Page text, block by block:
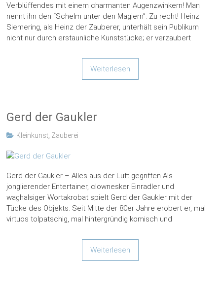
Verblüffendes mit einem charmanten Augenzwinkern! Man
nennt ihn den “Schelm unter den Magiern”. Zu recht! Heinz
Siemering, als Heinz der Zauberer, unterhält sein Publikum
nicht nur durch erstaunliche Kunststücke; er verzaubert
Weiterlesen
Gerd der Gaukler
Kleinkunst Zauberei
Gerd der Gaukler – Alles aus der Luft gegriffen Als
jonglierender Entertainer, clownesker Einradler und
waghalsiger Wortakrobat spielt Gerd der Gaukler mit der
Tücke des Objekts. Seit Mitte der 80er Jahre erobert er, mal
virtuos tolpatschig, mal hintergründig komisch und
Weiterlesen